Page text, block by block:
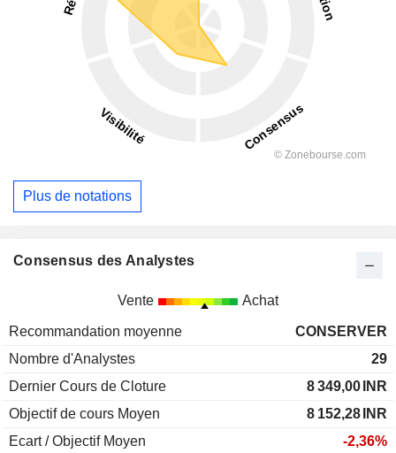
Plus de notations
Consensus des Analystes
Vente Achat
Recommandation moyenne
CONSERVER
Nombre d'Analystes
29
Dernier Cours de Cloture
8 349,00 INR
Objectif de cours Moyen
8 152,28 INR
Ecart / Objectif Moyen
-2,36%